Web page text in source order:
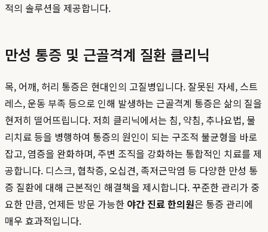
적의 솔루션을 제공합니다.
만성 통증 및 근골격계 질환 클리닉
목, 어깨, 허리 통증은 현대인의 고질병입니다. 잘못된 자세, 스트
레스, 운동 부족 등으로 인해 발생하는 근골격계 통증은 삶의 질을
현저히 떨어뜨립니다. 저희 클리닉에서는 침, 약침, 추나요법, 물
리치료 등을 병행하여 통증의 원인이 되는 구조적 불균형을 바로
잡고, 염증을 완화하며, 주변 조직을 강화하는 통합적인 치료를 제
공합니다. 디스크, 협착증, 오십견, 족저근막염 등 다양한 만성 통
증 질환에 대해 근본적인 해결책을 제시합니다. 꾸준한 관리가 중
요한 만큼, 언제든 방문 가능한 야간 진료 한의원은 통증 관리에
매우 효과적입니다.